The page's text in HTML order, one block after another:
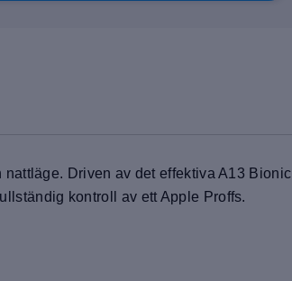
Driven av det effektiva A13 Bionic
kontroll av ett Apple Proffs.